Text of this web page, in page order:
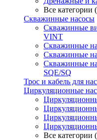
Все категории
Скважинные насосы
Скважинные
VINT
Скважинные
Скважинные
Скважинные
SQE/SQ
Трос и кабель для
Циркуляционные
Все категории